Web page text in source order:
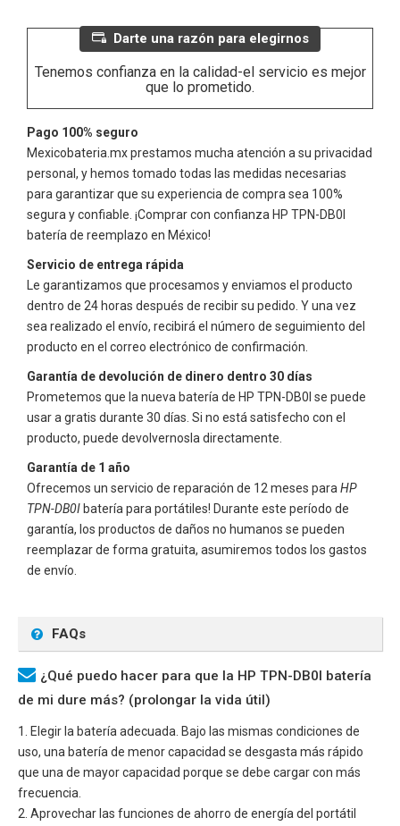
Darte una razón para elegirnos
Tenemos confianza en la calidad-el servicio es mejor
que lo prometido.
Pago 100% seguro
Mexicobateria.mx prestamos mucha atención a su privacidad
personal, y hemos tomado todas las medidas necesarias
para garantizar que su experiencia de compra sea 100%
segura y confiable. ¡Comprar con confianza HP TPN-DB0I
batería de reemplazo en México!
Servicio de entrega rápida
Le garantizamos que procesamos y enviamos el producto
dentro de 24 horas después de recibir su pedido. Y una vez
sea realizado el envío, recibirá el número de seguimiento del
producto en el correo electrónico de confirmación.
Garantía de devolución de dinero dentro 30 días
Prometemos que la nueva batería de HP TPN-DB0I se puede
usar a gratis durante 30 días. Si no está satisfecho con el
producto, puede devolvernosla directamente.
Garantía de 1 año
Ofrecemos un servicio de reparación de 12 meses para HP
TPN-DB0Ibatería para portátiles! Durante este período de
garantía, los productos de daños no humanos se pueden
reemplazar de forma gratuita, asumiremos todos los gastos
de envío.
FAQs
¿Qué puedo hacer para que la HP TPN-DB0I batería
de mi dure más? (prolongar la vida útil)
1. Elegir la batería adecuada. Bajo las mismas condiciones de
uso, una batería de menor capacidad se desgasta más rápido
que una de mayor capacidad porque se debe cargar con más
frecuencia.
2. Aprovechar las funciones de ahorro de energía del portátil